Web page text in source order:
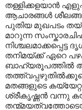
തള്ളിക്കളയാൻ
ആചാരങ്ങള്‍
പുതിയ മുഖപടം
മാറുന്ന
തനിമയ്ക്ക്‌ ഏറെ
ബാഹ്യരൂപത്തില്‍
മതങ്ങളുടെ
ശ്രീകൃഷ്ണൻ വന്നു